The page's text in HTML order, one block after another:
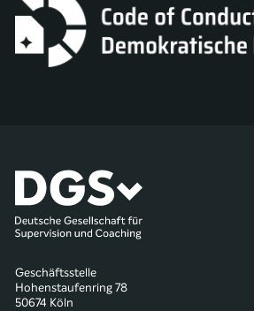
Geschäftsstelle
Hohenstaufenring 78
50674 Köln